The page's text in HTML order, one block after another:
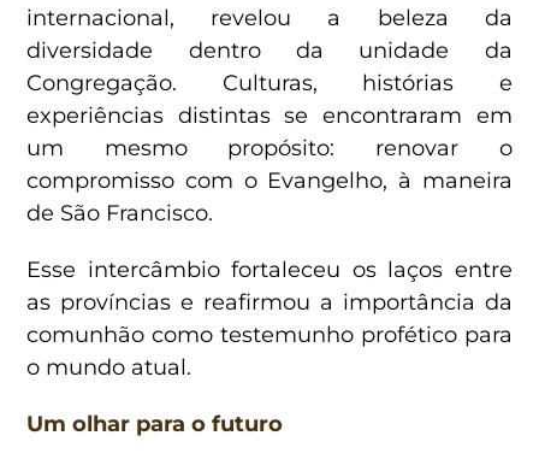
internacional, revelou a beleza da
diversidade dentro da unidade da
Congregação. Culturas, histórias e
experiências distintas se encontraram em
um mesmo propósito: renovar o
compromisso com o Evangelho, à maneira
de São Francisco.
Esse intercâmbio fortaleceu os laços entre
as províncias e reafirmou a importância da
comunhão como testemunho profético para
o mundo atual.
Um olhar para o futuro